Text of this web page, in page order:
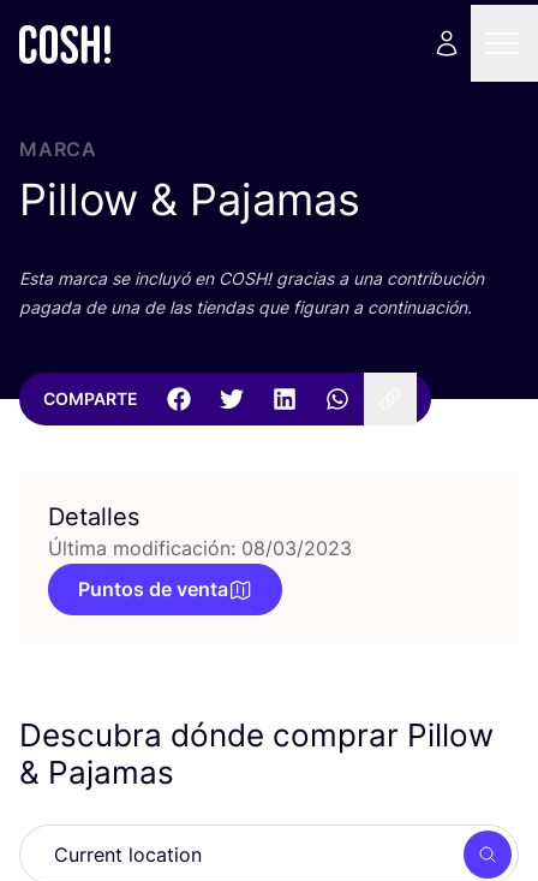
MARCA
Pillow & Pajamas
Esta mar­ca se inclu­yó en COSH! gra­cias a una con­tri­bu­ción
paga­da de una de las tien­das que figu­ran a continuación.
COMPARTE
Detalles
Última modificación: 08/03/2023
Puntos de venta
Descubra dónde comprar Pillow
& Pajamas